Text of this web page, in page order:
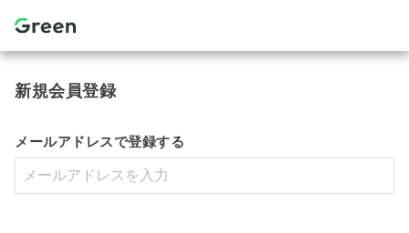
新規会員登録
メールアドレスで登録する